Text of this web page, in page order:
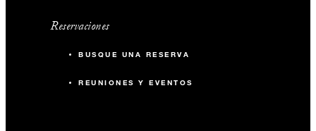
Reservaciones
BUSQUE UNA RESERVA
REUNIONES Y EVENTOS